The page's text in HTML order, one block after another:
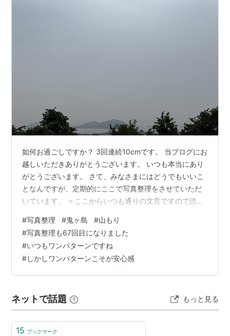
如何お過ごしですか？ 3回連続10cmです。 当ブログにお
越しいただきありがとうございます。 いつも本当にあり
がとうございます。 さて、みなさまにはどうでもいいこ
となんですが、定期的にここで写真整理をさせていただ
いています。 ＝ここからいつも通りの文言ですので読ま
います。その写真は分類ごとに（例えば、孫の写真と
か）整理します。しかし、分類に含まれないしょうもな
い（消すにはちょっと忍びない）写真がスマホの中に埋
もれているわけです。そこでその埋もれている写真をこ
こで整理することで、スマホ本体のストレージも開放で
#写真整理 #鬼ヶ島 #山もり
#写真整理も67回目になりました
#いつもワンパターンですね
#しかしワンパターンこそが安心感
ネットで話題 もっと見る
15 ブックマーク